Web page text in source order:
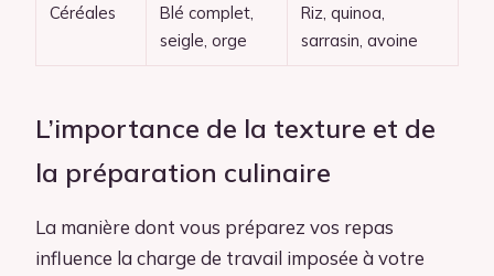
Céréales
Blé complet,
seigle, orge
Riz, quinoa,
sarrasin, avoine
L’importance de la texture et de
la préparation culinaire
La manière dont vous préparez vos repas
influence la charge de travail imposée à votre